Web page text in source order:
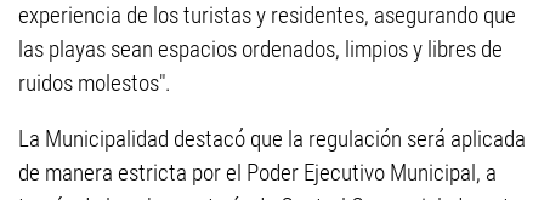
experiencia de los turistas y residentes, asegurando que
las playas sean espacios ordenados, limpios y libres de
ruidos molestos".
La Municipalidad destacó que la regulación será aplicada
de manera estricta por el Poder Ejecutivo Municipal, a